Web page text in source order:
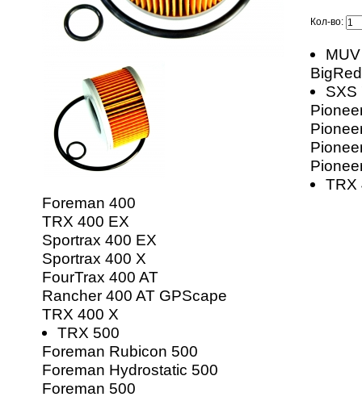
Кол-во:
SXS
TRX
Foreman 400
TRX 400 EX
Sportrax 400 EX
Sportrax 400 X
FourTrax 400 AT
Rancher 400 AT GPScape
TRX 400 X
TRX 500
Foreman Rubicon 500
Foreman Hydrostatic 500
Foreman 500